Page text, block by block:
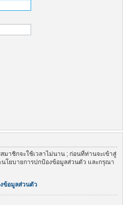
าชิกจะใช้เวลาไม่นาน ; ก่อนที่ท่านจะเข้าสู่
นโยบายการปกป้องข้อมูลส่วนตัว และกรุณา
ข้อมูลส่วนตัว